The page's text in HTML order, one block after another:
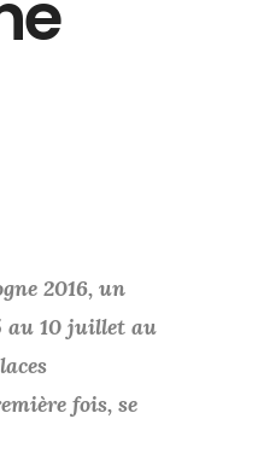
2016, un
au 10 juillet au
fois, se